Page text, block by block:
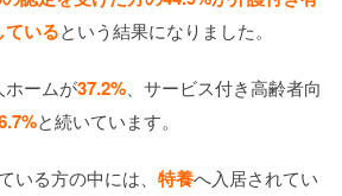
いるという結果になりました。
ホームが37.2% 、サービス付き高齢者向
と続いています。
いる方の中には、 特養へ入居されてい